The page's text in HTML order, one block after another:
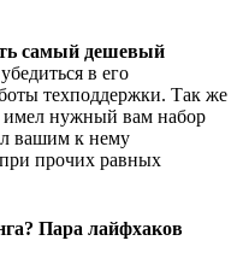
самый дешевый
в его
техподдержки. Так же
имел нужный вам набор
вашим к нему
прочих равных
Пара лайфхаков